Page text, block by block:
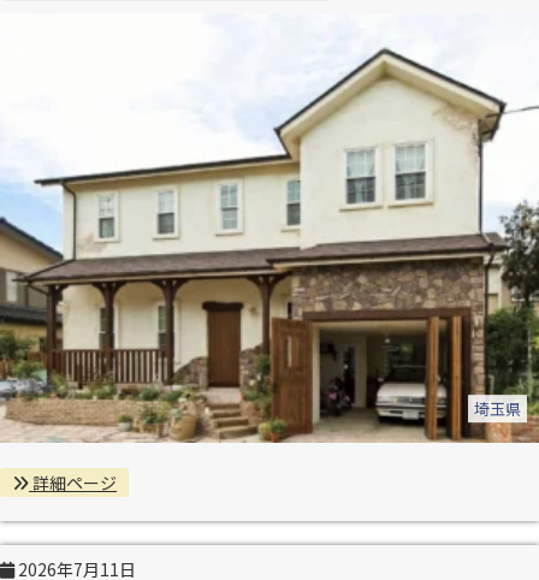
埼玉県
詳細ページ
2026年7月11日